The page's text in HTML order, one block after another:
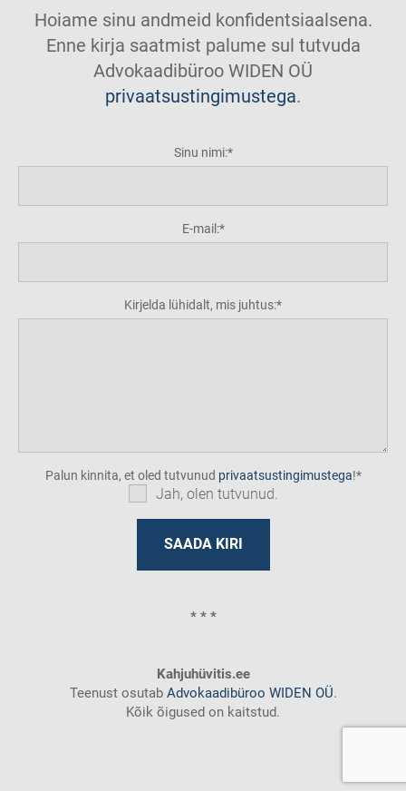
Hoiame sinu andmeid konfidentsiaalsena.
Enne kirja saatmist palume sul tutvuda
Advokaadibüroo WIDEN OÜ
privaatsustingimustega.
Sinu nimi:
E-mail:
Kirjelda lühidalt, mis juhtus:
Palun kinnita, et oled tutvunud privaatsustingimustega!
Jah, olen tutvunud.
* * *
Kahjuhüvitis.ee
Teenust osutabAdvokaadibüroo WIDEN OÜ.
Kõik õigused on kaitstud.